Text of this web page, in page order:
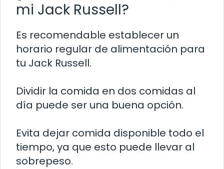
mi Jack Russell?
Es recomendable establecer un
horario regular de alimentación para
tu Jack Russell.
Dividir la comida en dos comidas al
día puede ser una buena opción.
Evita dejar comida disponible todo el
tiempo, ya que esto puede llevar al
sobrepeso.